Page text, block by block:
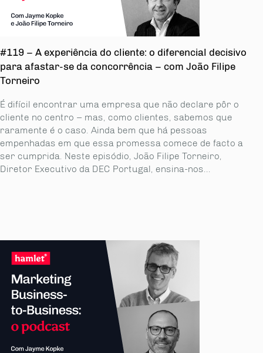
#119 – A experiência do cliente: o diferencial decisivo
para afastar-se da concorrência – com João Filipe
Torneiro
É difícil encontrar uma empresa que não declare pôr o
cliente no centro – mas, como clientes, sabemos que
raramente é o caso. Ainda bem que há pessoas
empenhadas em que essa promessa comece de facto a
ser cumprida. Neste episódio, João Filipe Torneiro,
Diretor Executivo da DEC Portugal, ensina-nos...